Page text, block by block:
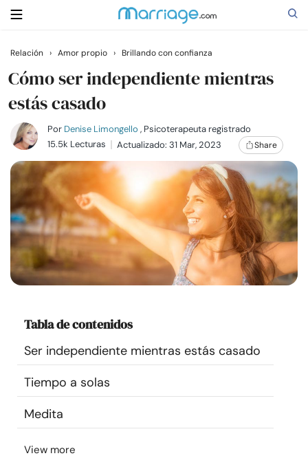
Buscar
Casarse
Relaciones
Familia
Ayuda
Cursos
Recursos
Comunidad
Encuentra un terapeuta
Relación › Amor propio › Brillando con confianza
Cómo ser independiente mientras
estás casado
Por Denise Limongello , Psicoterapeuta registrado
15.5k Lecturas
Actualizado: 31 Mar, 2023 Share
Tabla de contenidos
Ser independiente mientras estás casado
Tiempo a solas
Medita
View more